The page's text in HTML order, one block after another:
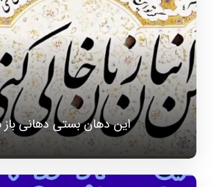
این دهان بستی دهانی